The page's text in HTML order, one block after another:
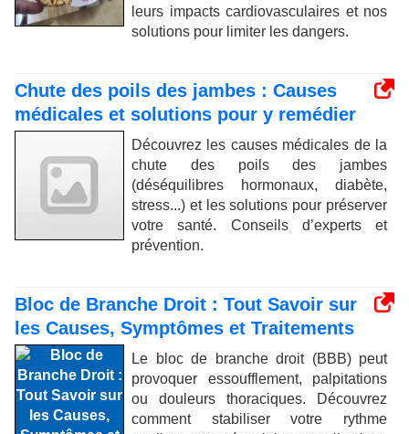
leurs impacts cardiovasculaires et nos
solutions pour limiter les dangers.
Chute des poils des jambes : Causes
médicales et solutions pour y remédier
Découvrez les causes médicales de la
chute des poils des jambes
(déséquilibres hormonaux, diabète,
stress...) et les solutions pour préserver
votre santé. Conseils d’experts et
prévention.
Bloc de Branche Droit : Tout Savoir sur
les Causes, Symptômes et Traitements
Le bloc de branche droit (BBB) peut
provoquer essoufflement, palpitations
ou douleurs thoraciques. Découvrez
comment stabiliser votre rythme